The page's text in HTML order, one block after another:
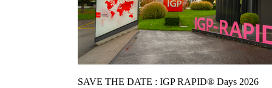
SAVE THE DATE : IGP RAPID® Days 2026